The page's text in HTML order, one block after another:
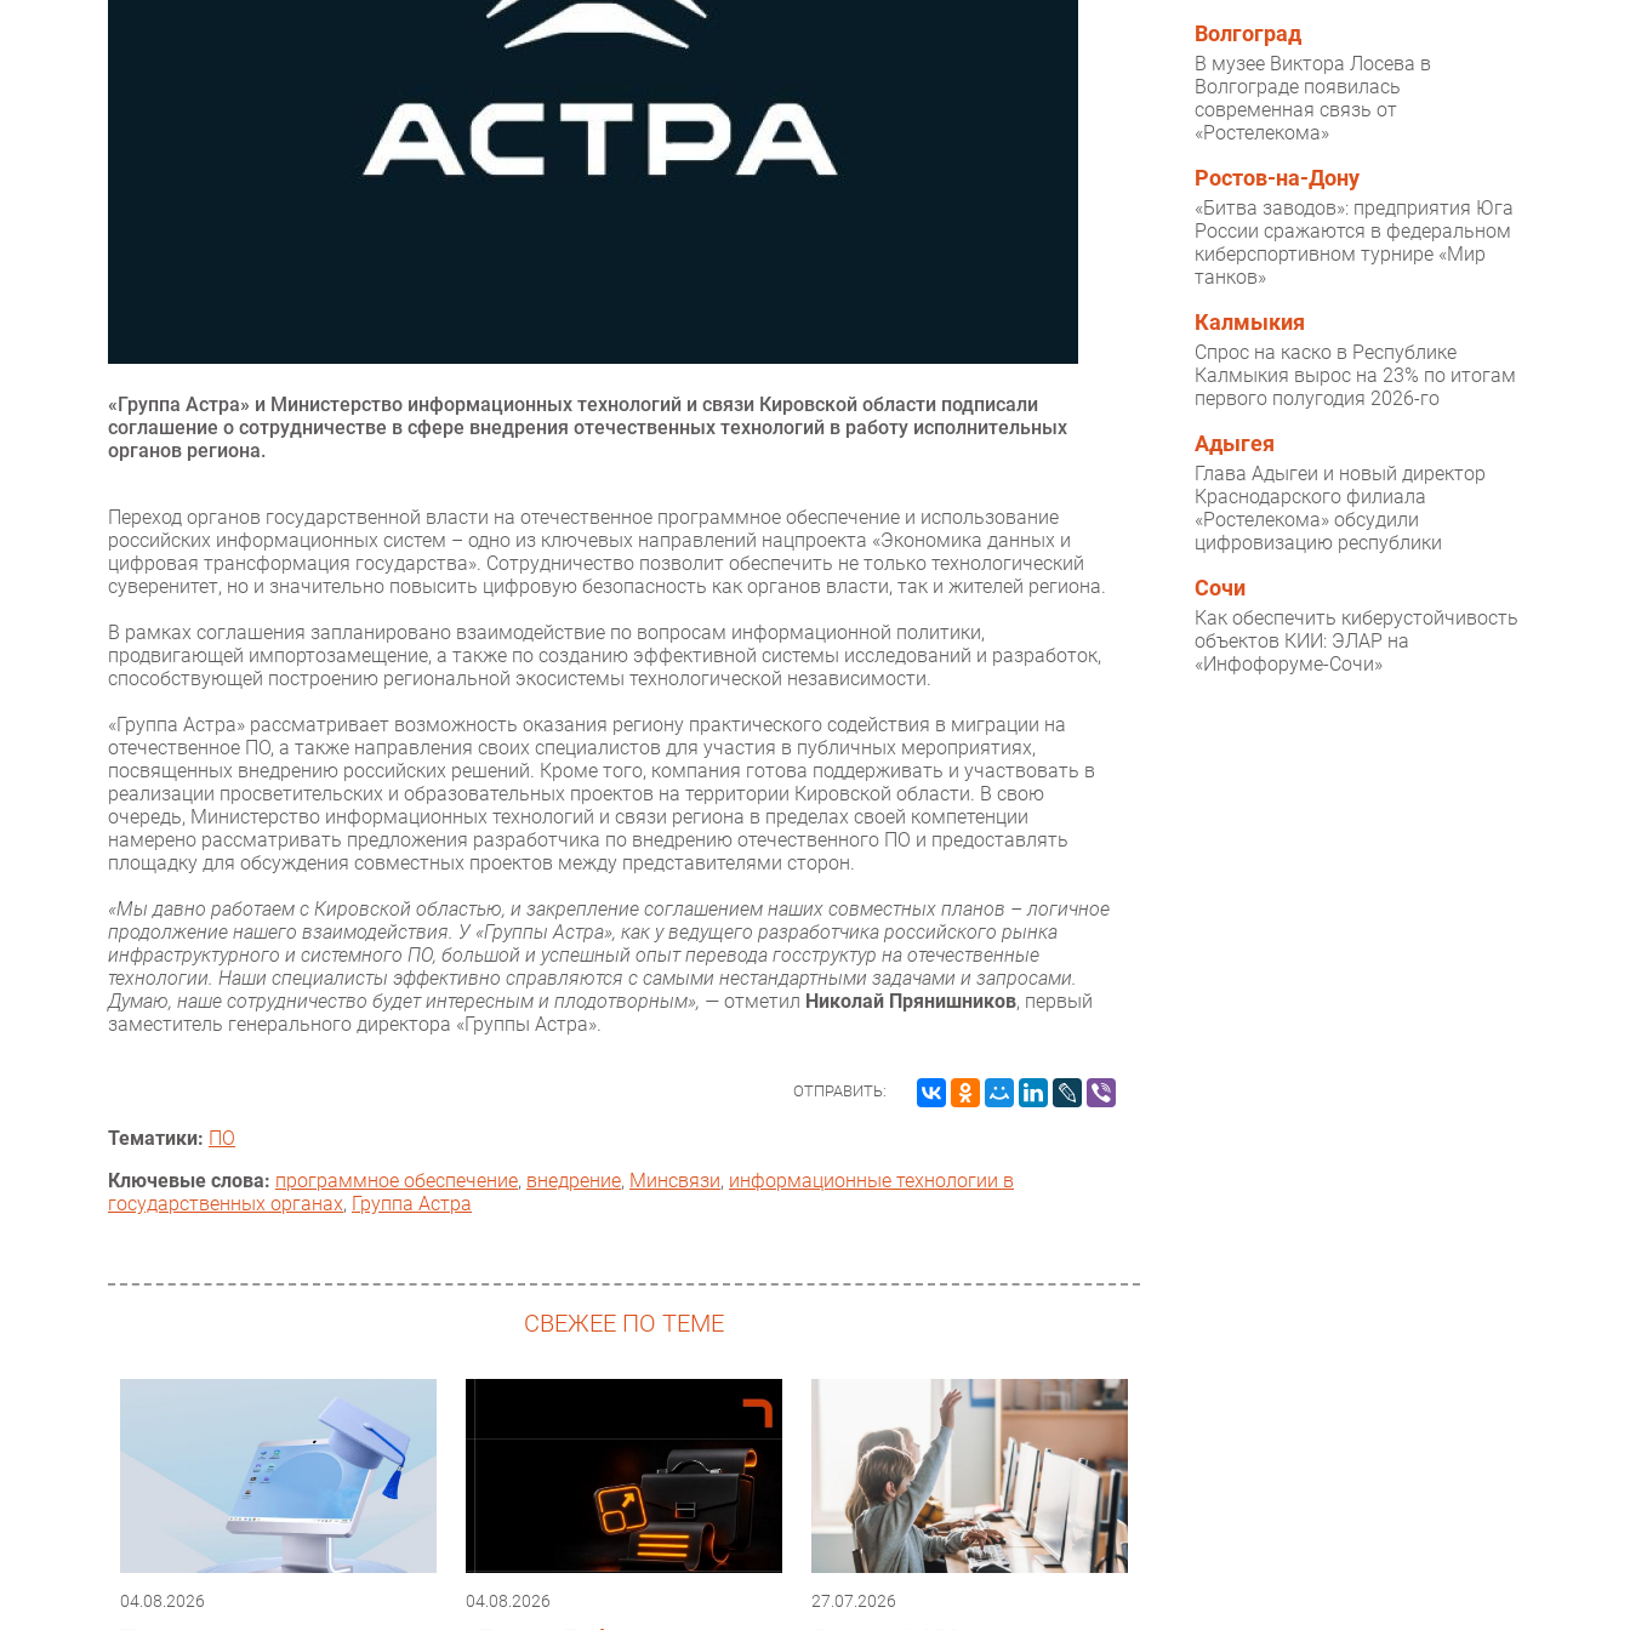
«Группа Астра» и Министерство информационных технологий и связи Кировской области подписали
соглашение о сотрудничестве в сфере внедрения отечественных технологий в работу исполнительных
органов региона.
Переход органов государственной власти на отечественное программное обеспечение и использование
российских информационных систем – одно из ключевых направлений нацпроекта «Экономика данных и
цифровая трансформация государства». Сотрудничество позволит обеспечить не только технологический
суверенитет, но и значительно повысить цифровую безопасность как органов власти, так и жителей региона.
В рамках соглашения запланировано взаимодействие по вопросам информационной политики,
продвигающей импортозамещение, а также по созданию эффективной системы исследований и разработок,
способствующей построению региональной экосистемы технологической независимости.
«Группа Астра» рассматривает возможность оказания региону практического содействия в миграции на
отечественное ПО, а также направления своих специалистов для участия в публичных мероприятиях,
посвященных внедрению российских решений. Кроме того, компания готова поддерживать и участвовать в
реализации просветительских и образовательных проектов на территории Кировской области. В свою
очередь, Министерство информационных технологий и связи региона в пределах своей компетенции
намерено рассматривать предложения разработчика по внедрению отечественного ПО и предоставлять
площадку для обсуждения совместных проектов между представителями сторон.
«Мы давно работаем с Кировской областью, и закрепление соглашением наших совместных планов – логичное
продолжение нашего взаимодействия. У «Группы Астра», как у ведущего разработчика российского рынка
инфраструктурного и системного ПО, большой и успешный опыт перевода госструктур на отечественные
технологии. Наши специалисты эффективно справляются с самыми нестандартными задачами и запросами.
Думаю, наше сотрудничество будет интересным и плодотворным», — отметил Николай Прянишников, первый
заместитель генерального директора «Группы Астра».
ОТПРАВИТЬ:
Тематики: ПО
Ключевые слова: программное обеспечение, внедрение, Минсвязи, информационные технологии в
государственных органах, Группа Астра
СВЕЖЕЕ ПО ТЕМЕ
04.08.2026 04.08.2026 27.07.2026
Волгоград
В музее Виктора Лосева в
Волгограде появилась
современная связь от
«Ростелекома»
Ростов-на-Дону
«Битва заводов»: предприятия Юга
России сражаются в федеральном
киберспортивном турнире «Мир
танков»
Калмыкия
Спрос на каско в Республике
Калмыкия вырос на 23% по итогам
первого полугодия 2026-го
Адыгея
Глава Адыгеи и новый директор
Краснодарского филиала
«Ростелекома» обсудили
цифровизацию республики
Сочи
Как обеспечить киберустойчивость
объектов КИИ: ЭЛАР на
«Инфофоруме-Сочи»